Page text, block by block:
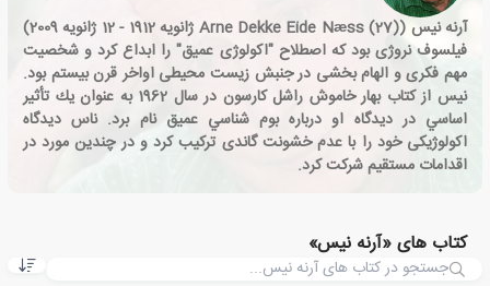
آرنه نیس (Arne Dekke Eide Næss (27) ژانویه 1912 - 12 ژانویه 2009)
فیلسوف نروژی بود که اصطلاح "اکولوژی عمیق" را ابداع کرد و شخصیت
مهم فکری و الهام بخشی در جنبش زیست محیطی اواخر قرن بیستم بود.
نیس از كتاب بهار خاموش راشل كارسون در سال 1962 به عنوان يك تأثير
اساسي در ديدگاه او درباره بوم شناسي عميق نام برد. ناس دیدگاه
اکولوژیکی خود را با عدم خشونت گاندی ترکیب کرد و در چندین مورد در
اقدامات مستقیم شرکت کرد.
کتاب های «آرنه نیس»